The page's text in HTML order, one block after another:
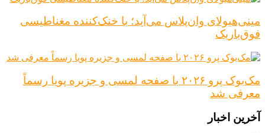
مینی‌هیولای وان‌پلاس می‌آید؛ با خنک‌کننده مغناطیسی
فوق‌باریک
مک‌بوک پرو ۲۰۲۶ با صفحه لمسی و جزیره پویا رسماً
معرفی شد
آخرین اخبار